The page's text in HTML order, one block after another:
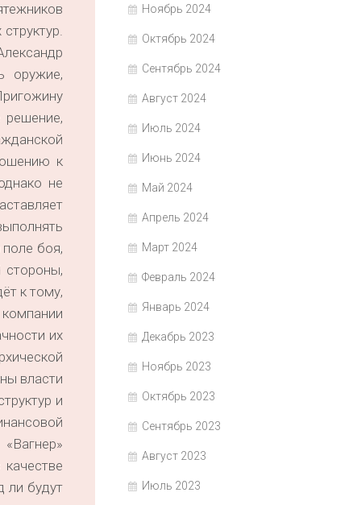
оружие,
решение,
к
не
боя,
стороны,
к тому,
их
власти
и
ли будут
Ноябрь 2024
Октябрь 2024
Сентябрь 2024
Август 2024
Июль 2024
Июнь 2024
Май 2024
Апрель 2024
Март 2024
Февраль 2024
Январь 2024
Декабрь 2023
Ноябрь 2023
Октябрь 2023
Сентябрь 2023
Август 2023
Июль 2023